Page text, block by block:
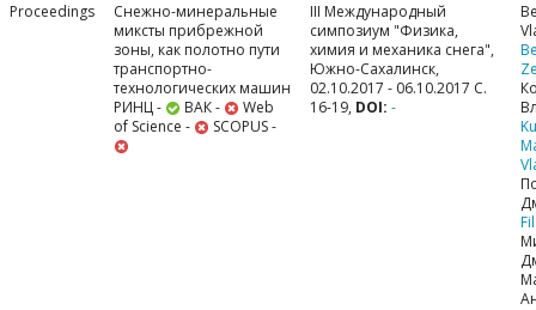
Proceedings
Снежно-минеральные
миксты прибрежной
зоны, как полотно пути
транспортно-
технологических машин
РИНЦ -
ВАК -
Web
of Science -
SCOPUS -
III Международный
симпозиум "Физика,
химия и механика снега",
Южно-Сахалинск,
02.10.2017 - 06.10.2017 С.
16-19, DOI: -